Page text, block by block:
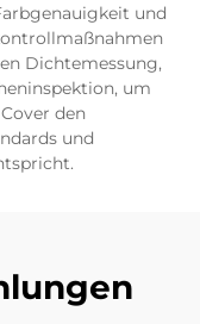
und
Dichtemessung,
um
den
und